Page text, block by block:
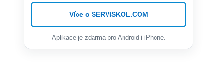
Více o SERVISKOL.COM
Aplikace je zdarma pro Android i iPhone.